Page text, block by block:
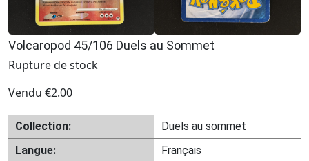
Volcaropod 45/106 Duels au Sommet
Rupture de stock
Vendu €2.00
Collection:
Duels au sommet
Langue:
Français